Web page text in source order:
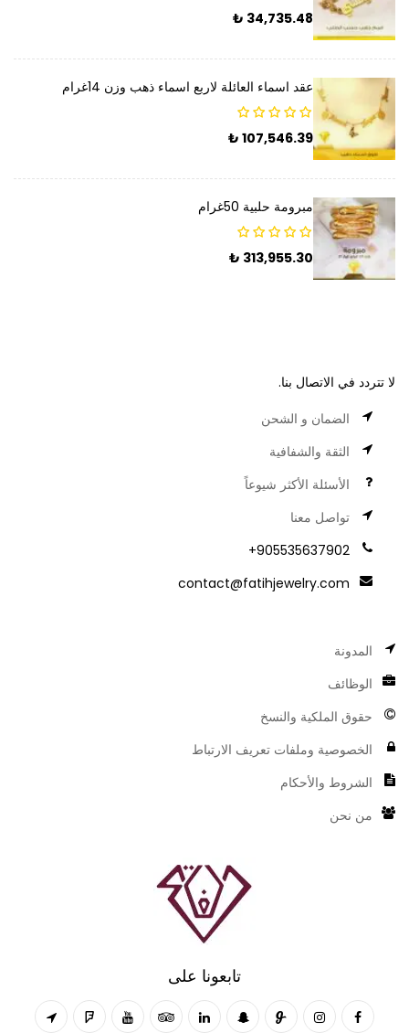
₺ 34,735.48
عقد اسماء العائلة لاربع اسماء ذهب وزن 14غرام
₺ 107,546.39
مبرومة حلبية 50غرام
₺ 313,955.30
لا تتردد في الاتصال بنا.
الضمان و الشحن
الثقة والشفافية
الأسئلة الأكثر شيوعاً
تواصل معنا
905535637902+
contact@fatihjewelry.com
المدونة
الوظائف
حقوق الملكية والنسخ
الخصوصية وملفات تعريف الارتباط
الشروط والأحكام
من نحن
تابعونا على